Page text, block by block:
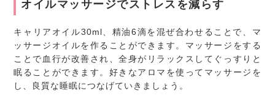
オイルマッサージでストレスを減らす
キャリアオイル30ml、精油6滴を混ぜ合わせることで、マ
ッサージオイルを作ることができます。マッサージをする
ことで血行が改善され、全身がリラックスしてぐっすりと
眠ることができます。好きなアロマを使ってマッサージを
し、良質な睡眠につなげていきましょう。